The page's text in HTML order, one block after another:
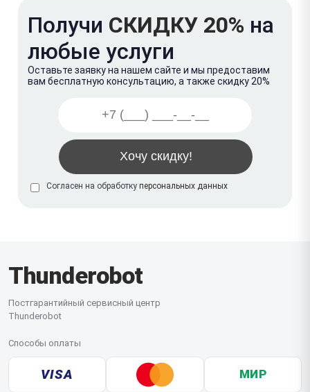
Получи СКИДКУ 20% на
любые услуги
Оставьте заявку на нашем сайте и мы предоставим
вам бесплатную консультацию, а также скидку 20%
Согласен на обработку персональных данных
Thunderobot
Постгарантийный сервисный центр
Thunderobot
Способы оплаты
VISA МИР